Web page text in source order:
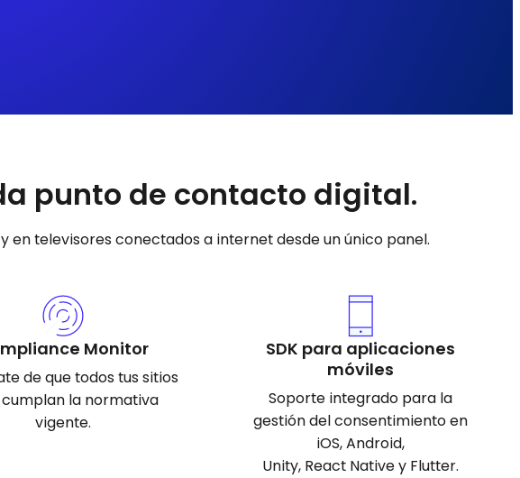
punto de contacto digital.
televisores conectados a internet desde un único panel.
Monitor
de que todos tus sitios
la normativa
vigente.
SDK para aplicaciones
móviles
Soporte integrado para la
gestión del consentimiento en
iOS, Android,
Unity, React Native y Flutter.